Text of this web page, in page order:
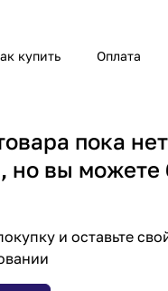
купить Оплата
пока нет
но вы можете
и оставьте